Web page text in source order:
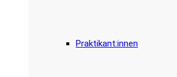
Praktikant:innen